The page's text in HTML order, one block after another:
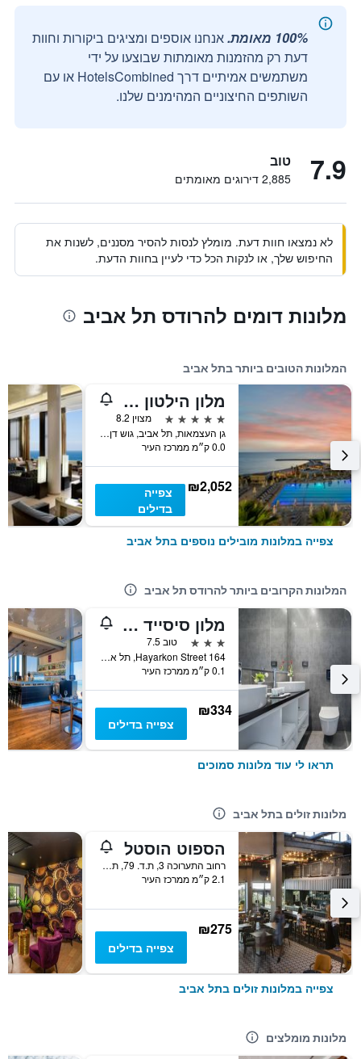
100% מאומת.
אנחנו אוספים ומציגים ביקורות וחוות
דעת רק מהזמנות מאומתות שבוצעו על ידי
משתמשים אמיתיים דרך HotelsCombined או עם
השותפים החיצוניים המהימנים שלנו.
7.9 טוב
2,885 דירוגים מאומתים
לא נמצאו חוות דעת. מומלץ לנסות להסיר מסננים, לשנות את
החיפוש שלך, או לנקות הכל כדי לעיין בחוות הדעת.
מלונות דומים להרודס תל אביב
המלונות הטובים ביותר בתל אביב
מלון הילטון תל אביב
5 כוכבים
מצוין 8.2
גן העצמאות, תל אביב, גוש דן, ישראל
0.0 ק״מ ממרכז העיר
₪2,052
צפייה
בדילים
צפייה במלונות מובילים נוספים בתל אביב
המלונות הקרובים ביותר להרודס תל אביב
מלון סיסייד לצד הים - מרשת מלונות צביאלי
3 כוכבים
טוב 7.5
164 Hayarkon Street, תל אביב, גוש דן, ישראל
0.1 ק״מ ממרכז העיר
₪334
צפייה בדילים
תראו לי עוד מלונות סמוכים
מלונות זולים בתל אביב
הספוט הוסטל
רחוב התערוכה 3, ת.ד. 79, תל אביב, גוש דן, ישראל
2.1 ק״מ ממרכז העיר
₪275
צפייה בדילים
צפייה במלונות זולים בתל אביב
מלונות מומלצים